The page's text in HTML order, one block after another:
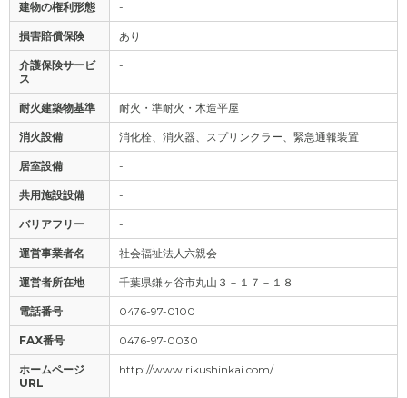
建物の権利形態 -
損害賠償保険 あり
介護保険サービ
ス
-
耐火建築物基準 耐火・準耐火・木造平屋
消火設備 消化栓、消火器、スプリンクラー、緊急通報装置
居室設備 -
共用施設設備 -
バリアフリー -
運営事業者名 社会福祉法人六親会
運営者所在地 千葉県鎌ヶ谷市丸山３－１７－１８
電話番号 0476-97-0100
FAX番号 0476-97-0030
ホームページ
URL
http://www.rikushinkai.com/